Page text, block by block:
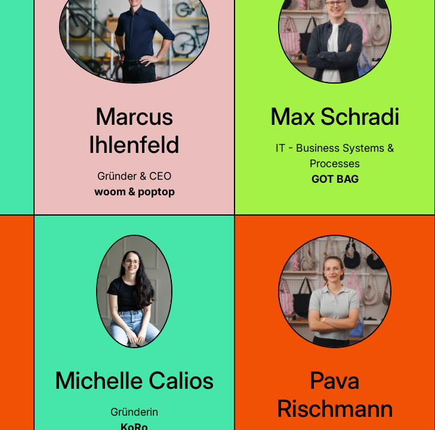
Marcus
Ihlenfeld
Gründer & CEO
woom & poptop
Max Schradi
IT - Business Systems &
Processes
GOT BAG
LinkedIn
Michelle Calios
Gründerin
KoRo
Pava
Rischmann
LinkedIn